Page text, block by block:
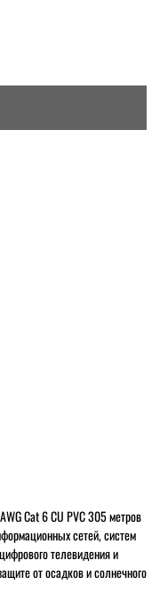
Cat 6 CU PVC 305 метров
сетей, систем
телевидения и
от осадков и солнечного